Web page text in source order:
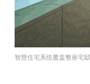
智慧住宅系统覆盖整座宅